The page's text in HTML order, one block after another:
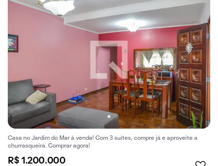
Casa no Jardim do Mar à venda! Com 3 suítes, compre já e aproveite a
churrasqueira. Comprar agora!
R$ 1.200.000